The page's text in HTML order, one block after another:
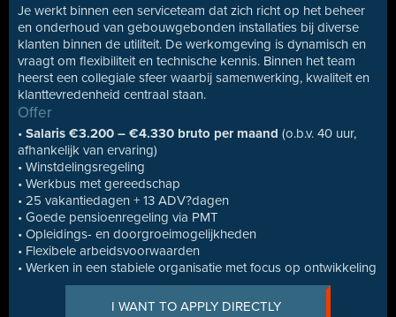
Je werkt binnen een serviceteam dat zich richt op het beheer
en onderhoud van gebouwgebonden installaties bij diverse
klanten binnen de utiliteit. De werkomgeving is dynamisch en
vraagt om flexibiliteit en technische kennis. Binnen het team
heerst een collegiale sfeer waarbij samenwerking, kwaliteit en
klanttevredenheid centraal staan.
Offer
• Salaris €3.200 – €4.330 bruto per maand (o.b.v. 40 uur,
afhankelijk van ervaring)
• Winstdelingsregeling
• Werkbus met gereedschap
• 25 vakantiedagen + 13 ADV?dagen
• Goede pensioenregeling via PMT
• Opleidings- en doorgroeimogelijkheden
• Flexibele arbeidsvoorwaarden
• Werken in een stabiele organisatie met focus op ontwikkeling
I WANT TO APPLY DIRECTLY